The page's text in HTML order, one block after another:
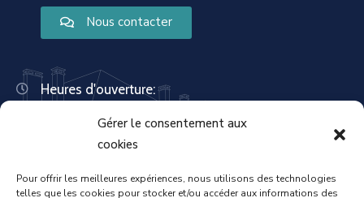
Gérer le consentement aux
cookies
Pour offrir les meilleures expériences, nous utilisons des technologies
telles que les cookies pour stocker et/ou accéder aux informations des
Nous contacter
Heures d'ouverture:
Mardi : 13:30 – 18:00
Mercredi : 08:30 – 12:00 | 14:00 – 17:00
Vendredi : 08:30 – 12:00 | 14:00 – 17:00